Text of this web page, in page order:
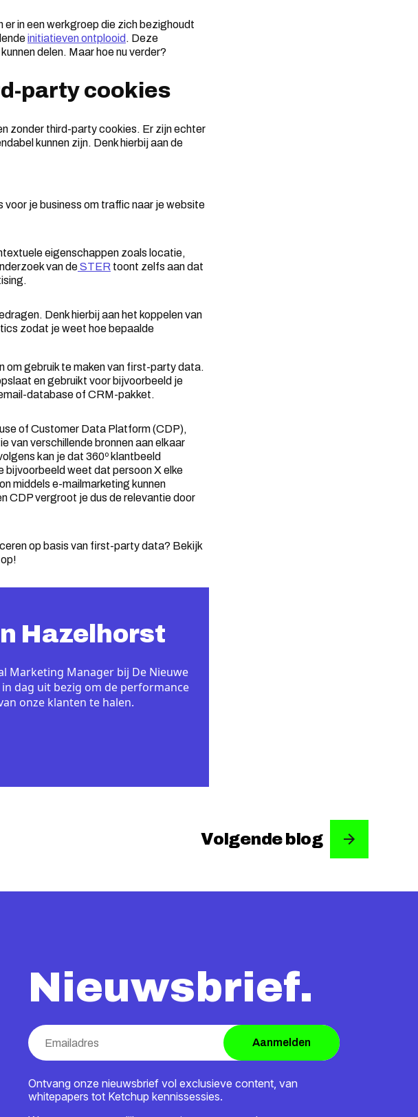
in een werkgroep die zich bezighoudt
initiatieven ontplooid . Deze
delen. Maar hoe nu verder?
party cookies
zonder third-party cookies. Er zijn echter
kunnen zijn. Denk hierbij aan de
je business om traffic naar je website
eigenschappen zoals locatie,
van deSTER toont zelfs aan dat
Denk hierbij aan het koppelen van
zodat je weet hoe bepaalde
om gebruik te maken van first-party data.
en gebruikt voor bijvoorbeeld je
database of CRM-pakket.
of Customer Data Platform (CDP),
van verschillende bronnen aan elkaar
kan je dat 360º klantbeeld
bijvoorbeeld weet dat persoon X elke
middels e-mailmarketing kunnen
CDP vergroot je dus de relevantie door
op basis van first-party data? Bekijk
Hazelhorst
Marketing Manager bij De Nieuwe
in dag uit bezig om de performance
onze klanten te halen.
Volgende blog
Nieuwsbrief.
Aanmelden
Ontvang onze nieuwsbrief vol exclusieve content, van
whitepapers tot Ketchup kennissessies.